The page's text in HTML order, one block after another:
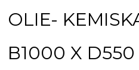
OLIE-
B1000 X